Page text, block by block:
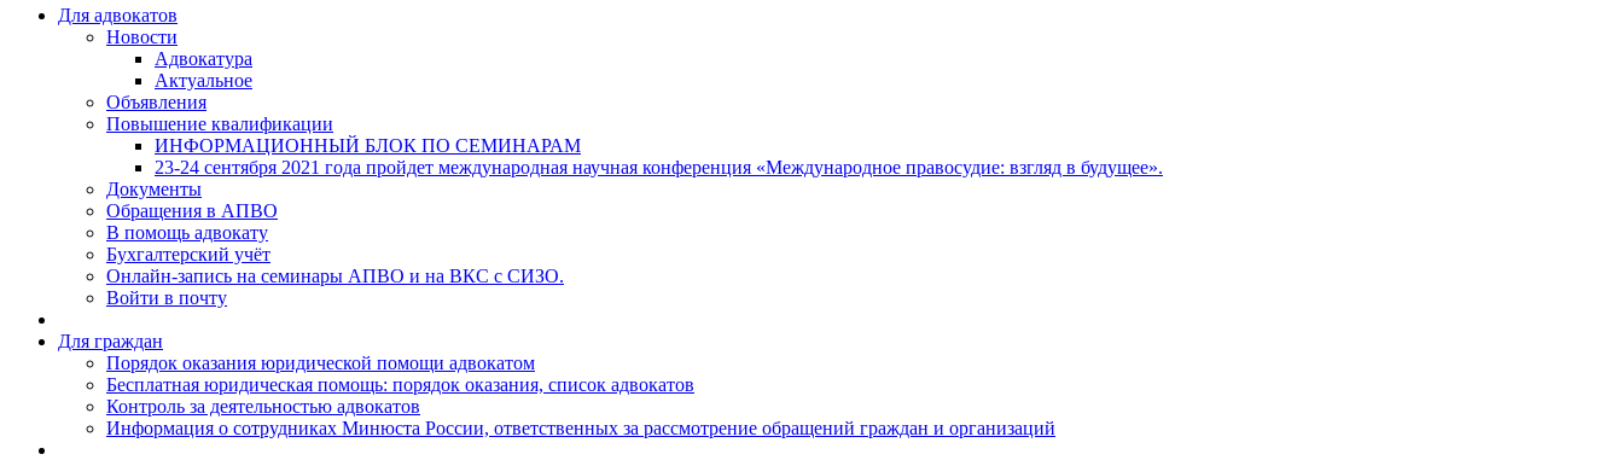
Для адвокатов
Новости
Адвокатура
Актуальное
Объявления
Повышение квалификации
ИНФОРМАЦИОННЫЙ БЛОК ПО СЕМИНАРАМ
23-24 сентября 2021 года пройдет международная научная конференция «Международное правосудие: взгляд в будущее».
Документы
Обращения в АПВО
В помощь адвокату
Бухгалтерский учёт
Онлайн-запись на семинары АПВО и на ВКС с СИЗО.
Войти в почту
Для граждан
Порядок оказания юридической помощи адвокатом
Бесплатная юридическая помощь: порядок оказания, список адвокатов
Контроль за деятельностью адвокатов
Информация о сотрудниках Минюста России, ответственных за рассмотрение обращений граждан и организаций